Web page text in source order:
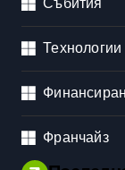
Технологии
Франчайз